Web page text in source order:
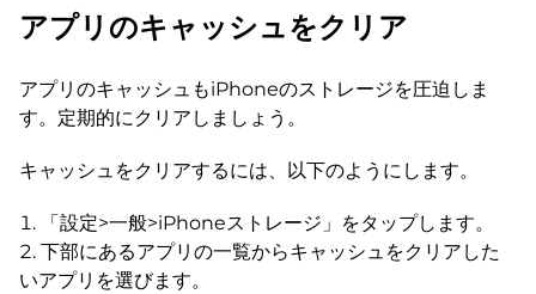
アプリのキャッシュをクリア
アプリのキャッシュもiPhoneのストレージを圧迫しま
す。定期的にクリアしましょう。
キャッシュをクリアするには、以下のようにします。
「設定>一般>iPhoneストレージ」をタップします。
下部にあるアプリの一覧からキャッシュをクリアした
いアプリを選びます。